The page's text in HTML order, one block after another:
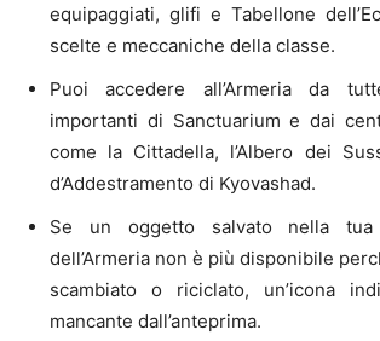
equipaggiati, glifi e Tabellone
scelte e meccaniche della classe.
Puoi accedere all’Armeria da
importanti di Sanctuarium e dai
come la Cittadella, l’Albero dei
d’Addestramento di Kyovashad.
Se un oggetto salvato nella tua
dell’Armeria non è più disponibile
scambiato o riciclato, un’icona
mancante dall’anteprima.